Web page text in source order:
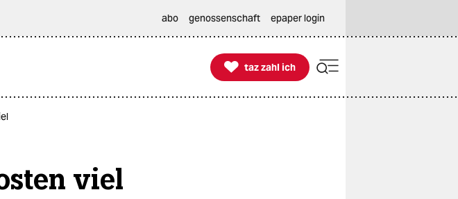
abo genossenschaft epaper login

taz zahl ich
taz zahl ich
viel